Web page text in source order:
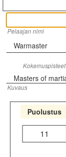
Pelaajan nimi
Warmaster
Kokemuspisteet
Masters of
Kuvaus
Puolustus
11